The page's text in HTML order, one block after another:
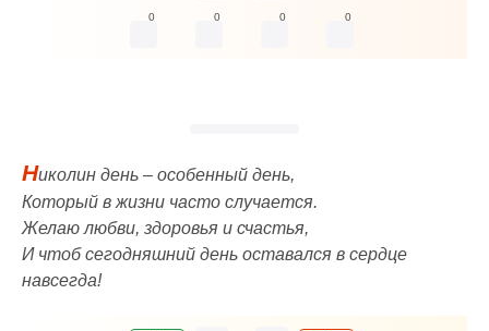
0 0 0 0
Николин день – особенный день,
Который в жизни часто случается.
Желаю любви, здоровья и счастья,
И чтоб сегодняшний день оставался в сердце
навсегда!